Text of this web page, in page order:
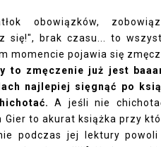
obowiązków,
się!", brak czasu... to
momencie pojawia się
to zmęczenie już jest
najlepiej sięgnąć po
A jeśli nie
Gier to akurat książka przy
podczas jej lektury